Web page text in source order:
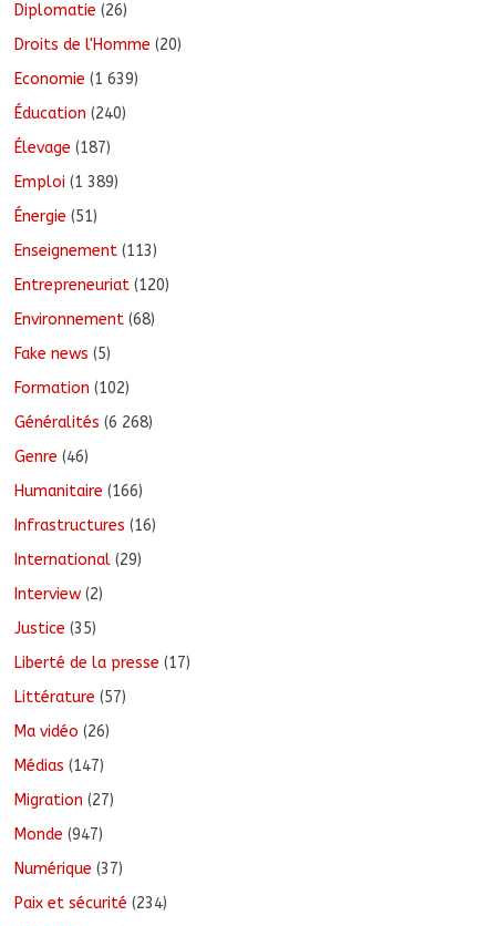
Diplomatie (26)
Droits de l'Homme (20)
Economie (1 639)
Éducation (240)
Élevage (187)
Emploi (1 389)
Énergie (51)
Enseignement (113)
Entrepreneuriat (120)
Environnement (68)
Fake news (5)
Formation (102)
Généralités (6 268)
Genre (46)
Humanitaire (166)
Infrastructures (16)
International (29)
Interview (2)
Justice (35)
Liberté de la presse (17)
Littérature (57)
Ma vidéo (26)
Médias (147)
Migration (27)
Monde (947)
Numérique (37)
Paix et sécurité (234)